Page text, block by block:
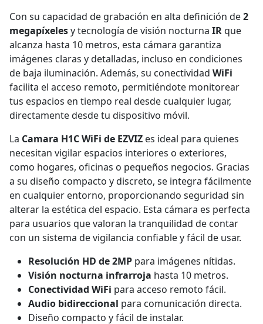
Con su capacidad de grabación en alta definición de2
megapíxelesy tecnología de visión nocturna IRque
alcanza hasta 10 metros, esta cámara garantiza
imágenes claras y detalladas, incluso en condiciones
de baja iluminación. Además, su conectividad WiFi
facilita el acceso remoto, permitiéndote monitorear
tus espacios en tiempo real desde cualquier lugar,
directamente desde tu dispositivo móvil.
La Camara H1C WiFi de EZVIZ es ideal para quienes
necesitan vigilar espacios interiores o exteriores,
como hogares, oficinas o pequeños negocios. Gracias
a su diseño compacto y discreto, se integra fácilmente
en cualquier entorno, proporcionando seguridad sin
alterar la estética del espacio. Esta cámara es perfecta
para usuarios que valoran la tranquilidad de contar
con un sistema de vigilancia confiable y fácil de usar.
Resolución HD de 2MP para imágenes nítidas.
Visión nocturna infrarroja hasta 10 metros.
Conectividad WiFi para acceso remoto fácil.
Audio bidireccional para comunicación directa.
Diseño compacto y fácil de instalar.